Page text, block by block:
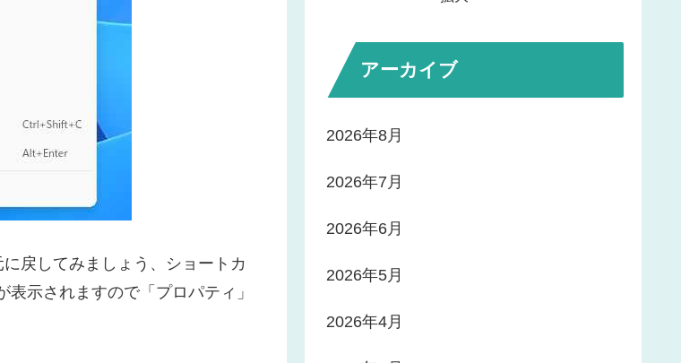
戻してみましょう、ショートカ
示されますので「プロパティ」
アーカイブ
2026年8月
2026年7月
2026年6月
2026年5月
2026年4月